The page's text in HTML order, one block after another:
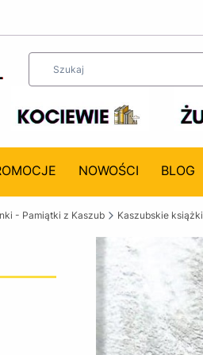
NOWOŚCI BLOG
- Pamiątki z Kaszub Kaszubskie książki